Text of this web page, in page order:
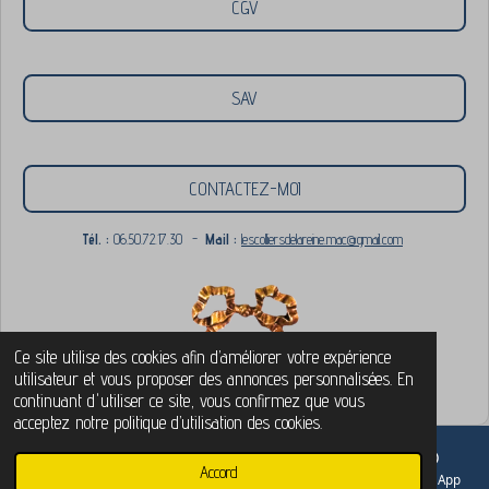
Ce site utilise des cookies afin d’améliorer votre expérience
utilisateur et vous proposer des annonces personnalisées. En
continuant d'utiliser ce site, vous confirmez que vous
acceptez notre politique d’utilisation des cookies.
Accord
CGV
SAV
CONTACTEZ-MOI
Tél. : 06.50.72.17.30 - Mail : lescolliersdelareine.mac@gmail.com
© 2021 - 2026 Les colliers de la reine - Résine & Botanique
Propulsé par Webador
Carte WhatsApp